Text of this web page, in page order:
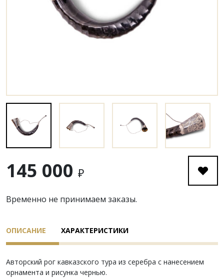
145 000 ₽
Временно не принимаем заказы.
ОПИСАНИЕ ХАРАКТЕРИСТИКИ
Авторский рог кавказского тура из серебра с нанесением
орнамента и рисунка чернью.